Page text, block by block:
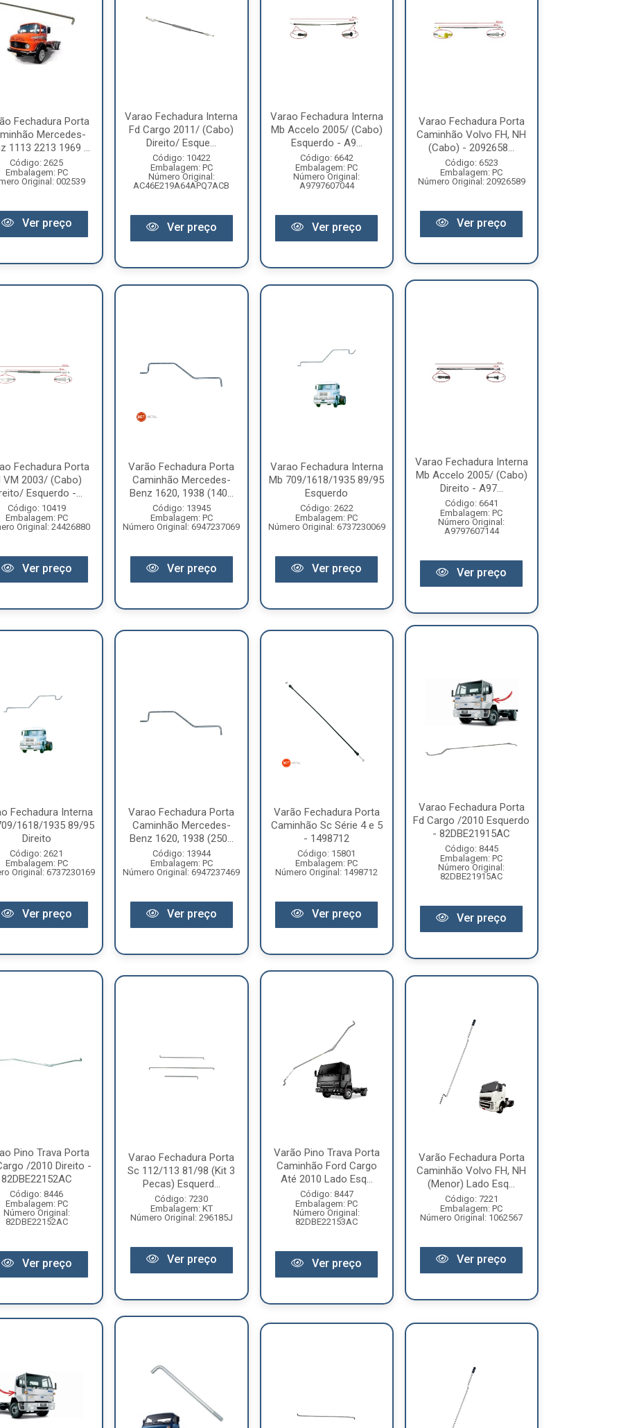
Fechadura Porta
Mercedes-
1113 2213 1969 ...
Código: 2625
Embalagem: PC
Original: 002539
Ver preço
Varao Fechadura Interna
Fd Cargo 2011/ (Cabo)
Direito/ Esque...
Código: 10422
Embalagem: PC
Número Original:
AC46E219A64APQ7ACB
Ver preço
Varao Fechadura Interna
Mb Accelo 2005/ (Cabo)
Esquerdo - A9...
Código: 6642
Embalagem: PC
Número Original:
A9797607044
Ver preço
Varao Fechadura Porta
Caminhão Volvo FH, NH
(Cabo) - 2092658...
Código: 6523
Embalagem: PC
Número Original: 20926589
Ver preço
Fechadura Porta
VM 2003/ (Cabo)
Esquerdo -...
Código: 10419
Embalagem: PC
Original: 24426880
Ver preço
Varão Fechadura Porta
Caminhão Mercedes-
Benz 1620, 1938 (140...
Código: 13945
Embalagem: PC
Número Original: 6947237069
Ver preço
Varao Fechadura Interna
Mb 709/1618/1935 89/95
Esquerdo
Código: 2622
Embalagem: PC
Número Original: 6737230069
Ver preço
Varao Fechadura Interna
Mb Accelo 2005/ (Cabo)
Direito - A97...
Código: 6641
Embalagem: PC
Número Original:
A9797607144
Ver preço
Fechadura Interna
1618/1935 89/95
Direito
Código: 2621
Embalagem: PC
Original: 6737230169
Ver preço
Varao Fechadura Porta
Caminhão Mercedes-
Benz 1620, 1938 (250...
Código: 13944
Embalagem: PC
Número Original: 6947237469
Ver preço
Varão Fechadura Porta
Caminhão Sc Série 4 e 5
- 1498712
Código: 15801
Embalagem: PC
Número Original: 1498712
Ver preço
Varao Fechadura Porta
Fd Cargo /2010 Esquerdo
- 82DBE21915AC
Código: 8445
Embalagem: PC
Número Original:
82DBE21915AC
Ver preço
Pino Trava Porta
/2010 Direito -
82DBE22152AC
Código: 8446
Embalagem: PC
Número Original:
82DBE22152AC
Ver preço
Varao Fechadura Porta
Sc 112/113 81/98 (Kit 3
Pecas) Esquerd...
Código: 7230
Embalagem: KT
Número Original: 296185J
Ver preço
Varão Pino Trava Porta
Caminhão Ford Cargo
Até 2010 Lado Esq...
Código: 8447
Embalagem: PC
Número Original:
82DBE22153AC
Ver preço
Varão Fechadura Porta
Caminhão Volvo FH, NH
(Menor) Lado Esq...
Código: 7221
Embalagem: PC
Número Original: 1062567
Ver preço